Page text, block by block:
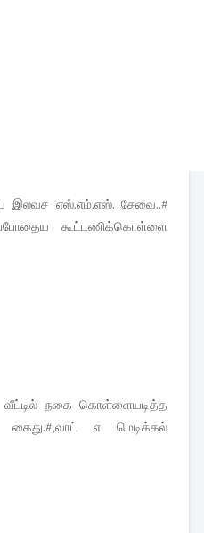
இலவச எஸ்.எம்.எஸ். சேவை..#
கூட்டணிக்கொள்ளை
வீட்டில் நகை கொள்ளையடித்த
கைது.#,வாட் எ மெடிக்கல்